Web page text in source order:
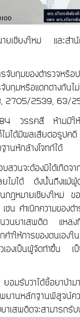
เชียงใหม่ และสำ
กุมของตำรวจหรือ
มหรือแตกต่างกันไม่
, 2705/2539, 63/
84 วรรคสี่ ห้ามมิใ
ได้มีผลเสียต่อรูปค
นหักล้างโจทก์ได้
วนจะต้องมิได้เกิดจ
ยไม่ได้ ดังนั้นถึงแม้
หมายเชียงใหม่ ข
น คำเบิกความของ
นวนยาเสพติด แห
ำให้การของตนเอ
วเองเป็นผู้จัดท
รับว่าได้ซื้อยาบ้า
านหลักฐานพิสูจน์ค
าเสพติดจะสามาร